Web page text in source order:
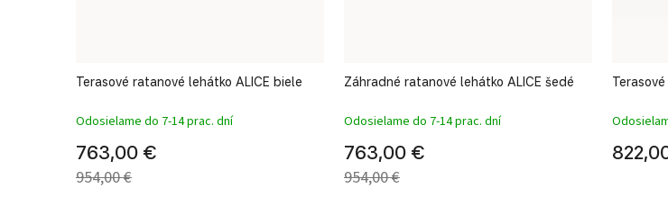
Terasové ratanové lehátko ALICE biele
Odosielame do 7-14 prac. dní
763,00 €
954,00 €
Záhradné ratanové lehátko ALICE šedé
Odosielame do 7-14 prac. dní
763,00 €
954,00 €